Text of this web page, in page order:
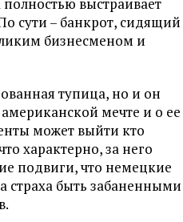
сути – банкрот, сидящий
бизнесменом и
тупица, но и он
мечте и о ее
может выйти кто
характерно, за него
подвиги, что немецкие
страха быть забаненными